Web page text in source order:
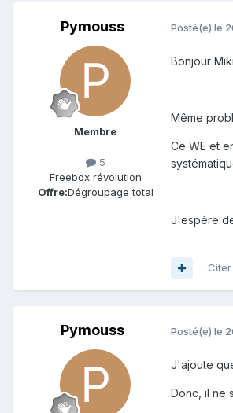
Pymouss
Membre
5
Freebox révolution
Offre:Dégroupage total
Posté(e) le
Bonjour
Même
Ce WE et
J'espère
Citer
Pymouss Posté(e) le
J'ajoute
Donc, il ne